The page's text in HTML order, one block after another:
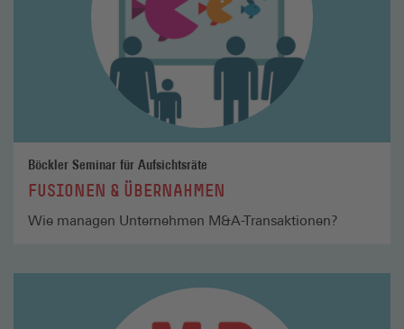
Böckler Seminar für Aufsichtsräte
FUSIONEN & ÜBERNAHMEN
Wie managen Unternehmen M&A-Transaktionen?